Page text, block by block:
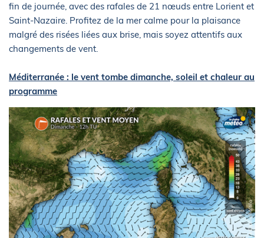
fin de journée, avec des rafales de 21 nœuds entre Lorient et
Saint-Nazaire. Profitez de la mer calme pour la plaisance
malgré des risées liées aux brise, mais soyez attentifs aux
changements de vent.
Méditerranée : le vent tombe dimanche, soleil et chaleur au
programme